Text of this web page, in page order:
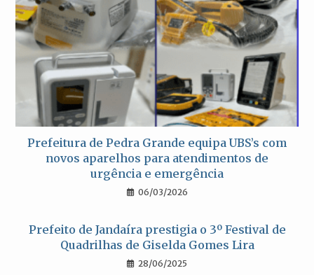
Prefeitura de Pedra Grande equipa UBS’s com
novos aparelhos para atendimentos de
urgência e emergência
06/03/2026
Prefeito de Jandaíra prestigia o 3º Festival de
Quadrilhas de Giselda Gomes Lira
28/06/2025